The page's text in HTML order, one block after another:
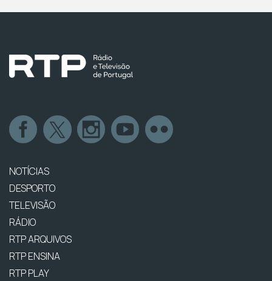
NOTÍCIAS
DESPORTO
TELEVISÃO
RÁDIO
RTP ARQUIVOS
RTP ENSINA
RTP PLAY